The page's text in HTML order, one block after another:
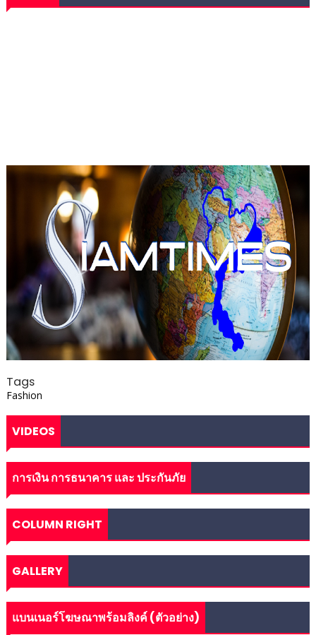
Tags
Fashion
VIDEOS
การเงิน การธนาคาร และ ประกันภัย
COLUMN RIGHT
GALLERY
แบนเนอร์โฆษณาพร้อมลิงค์ (ตัวอย่าง)